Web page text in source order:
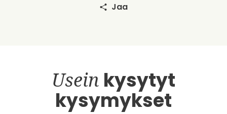
Jaa
Usein kysytyt
kysymykset